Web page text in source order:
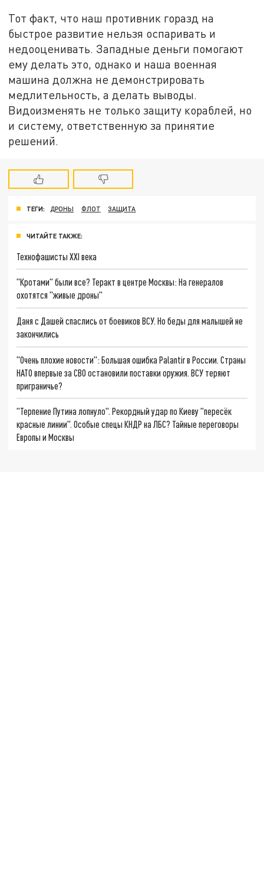
Тот факт, что наш противник горазд на
быстрое развитие нельзя оспаривать и
недооценивать. Западные деньги помогают
ему делать это, однако и наша военная
машина должна не демонстрировать
медлительность, а делать выводы.
Видоизменять не только защиту кораблей, но
и систему, ответственную за принятие
решений.
ТЕГИ: ДРОНЫ ФЛОТ ЗАЩИТА
ЧИТАЙТЕ ТАКЖЕ:
Технофашисты XXI века
"Кротами" были все? Теракт в центре Москвы: На генералов
охотятся "живые дроны"
Даня с Дашей спаслись от боевиков ВСУ. Но беды для малышей не
закончились
"Очень плохие новости": Большая ошибка Palantir в России. Страны
НАТО впервые за СВО остановили поставки оружия. ВСУ теряют
приграничье?
"Терпение Путина лопнуло". Рекордный удар по Киеву "пересёк
красные линии". Особые спецы КНДР на ЛБС? Тайные переговоры
Европы и Москвы